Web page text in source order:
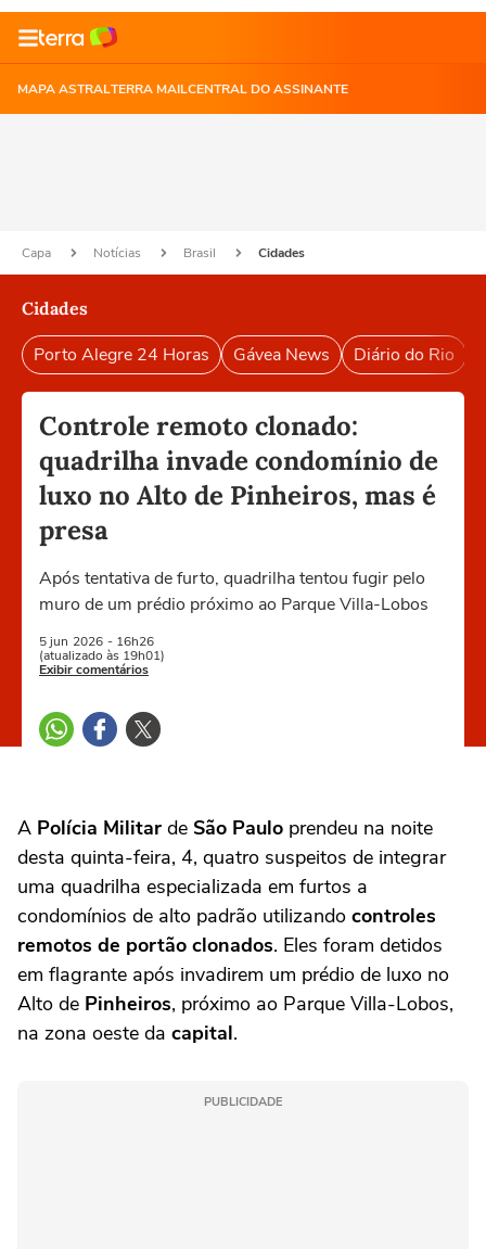
MAPA ASTRALTERRA MAILCENTRAL DO ASSINANTE
Capa Notícias Brasil Cidades
Cidades
Porto Alegre 24 Horas Gávea News Diário do Rio
Controle remoto clonado:
quadrilha invade condomínio de
luxo no Alto de Pinheiros, mas é
presa
Após tentativa de furto, quadrilha tentou fugir pelo
muro de um prédio próximo ao Parque Villa-Lobos
5 jun 2026 - 16h26
(atualizado às 19h01)
Exibir comentários
A Polícia Militar de São Paulo prendeu na noite
desta quinta-feira, 4, quatro suspeitos de integrar
uma quadrilha especializada em furtos a
condomínios de alto padrão utilizando controles
remotos de portão clonados. Eles foram detidos
em flagrante após invadirem um prédio de luxo no
Alto de Pinheiros, próximo ao Parque Villa-Lobos,
na zona oeste da capital.
PUBLICIDADE